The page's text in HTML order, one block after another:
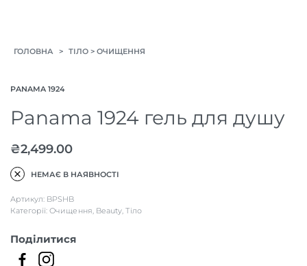
ГОЛОВНА > ТІЛО > ОЧИЩЕННЯ
PANAMA 1924
Panama 1924 гель для душу
₴2,499.00
НЕМАЄ В НАЯВНОСТІ
Артикул: BPSHB
Категорії: Очищення, Beauty,Тіло
Поділитися